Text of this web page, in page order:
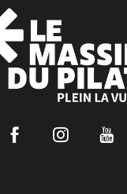
FacebookInstagram